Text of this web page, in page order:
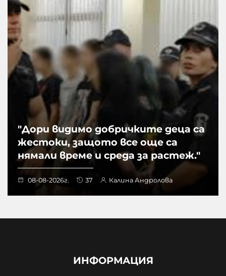
"Дори видимо добричките деца са
жестоки, защото все още са
нямали време и среда за растеж."
08-08-2026г. 37 Калина Андролова
ИНФОРМАЦИЯ